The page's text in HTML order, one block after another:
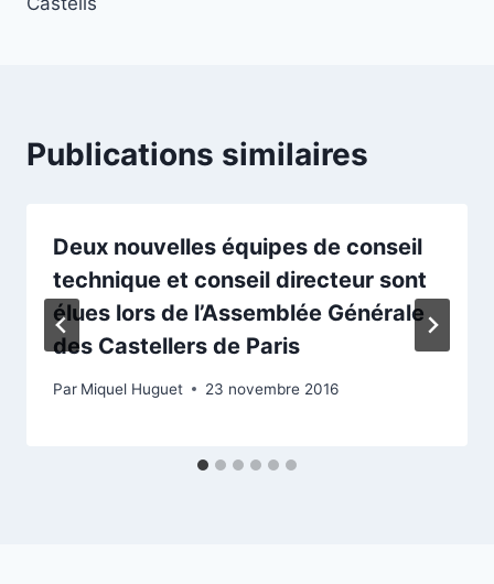
Publications similaires
Deux nouvelles équipes de conseil
technique et conseil directeur sont
élues lors de l’Assemblée Générale
des Castellers de Paris
Par Miquel Huguet 23 novembre 2016